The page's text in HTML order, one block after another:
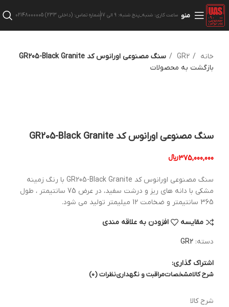
منو ساعت کاری: شنبه_پنج شنبه: 9 الی 17 شماره تماس: (داخلی 233) 02148000005
خانه GR2
سنگ مصنوعی اورانوس کد GR205-Black Granite
بازگشت به محصولات
سنگ مصنوعی اورانوس کد GR205-Black Granite
375,000,000﷼
سنگ مصنوعی اورانوس کد GR205-Black Granite با رنگ زمینه
مشکی با دانه های ریز و درشت سفید، در عرض 75 سانتیمتر ، طول
365 سانتیمتر و ضخامت 12 میلیمتر تولید می شود.
مقایسه افزودن به علاقه مندی
دسته: GR2
اشتراک گذاری:
شرح کالامشخصاتمراقبت و نگهدارینظرات (0)
شرح کالا